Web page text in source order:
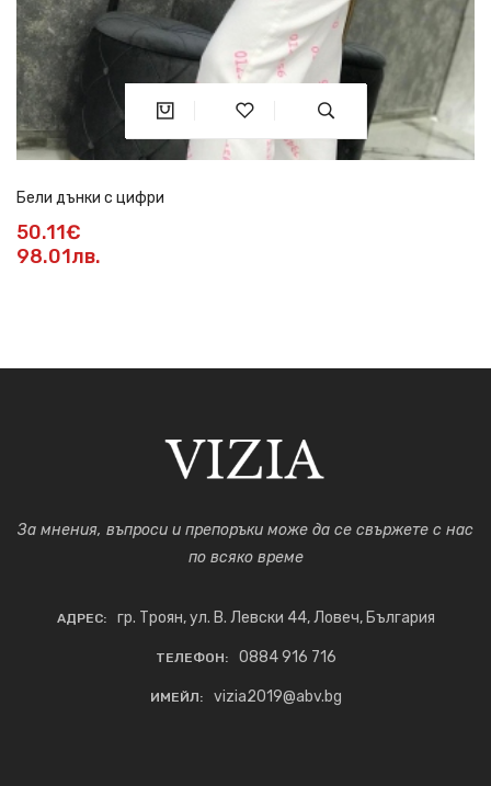
Бели дънки с цифри
50.11€
98.01лв.
За мнения, въпроси и препоръки може да се свържете с нас
по всяко време
АДРЕС: гр. Троян, ул. В. Левски 44, Ловеч, България
ТЕЛЕФОН: 0884 916 716
ИМЕЙЛ: vizia2019@abv.bg